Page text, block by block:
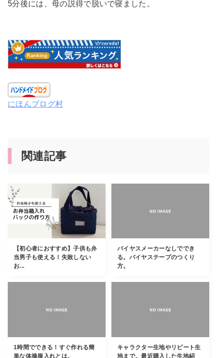
5分後には、母の説得で脱いで寝ました。
にほんブログ村
関連記事
【初心者におすすめ】子供も弁
当男子も使える！失敗しない
お...
バイヤスメーカーなしででき
る。バイヤステープのつくり
方。
1時間でできる！すぐ作れる簡
単な体操服入れとは。
キャラクター生地やリピート生
地まで。最近購入した生地紹